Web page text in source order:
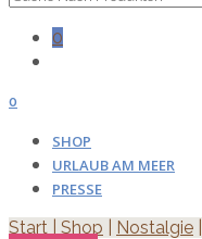
0
0
SHOP
URLAUB AM MEER
PRESSE
Start Shop Nostalgie